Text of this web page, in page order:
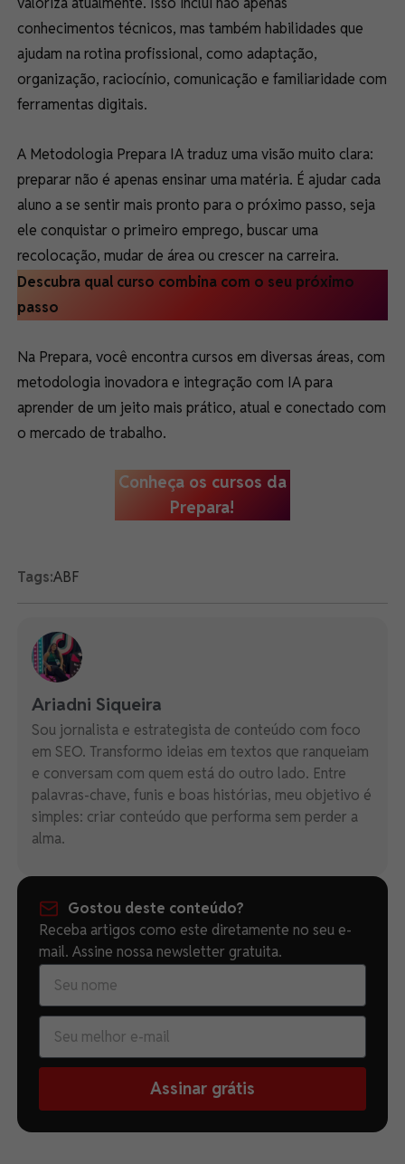
conhecimentos técnicos, mas também habilidades que
ajudam na rotina profissional, como adaptação,
organização, raciocínio, comunicação e familiaridade com
ferramentas digitais.
A Metodologia Prepara IA traduz uma visão muito clara:
preparar não é apenas ensinar uma matéria. É ajudar cada
aluno a se sentir mais pronto para o próximo passo, seja
ele conquistar o primeiro emprego, buscar uma
recolocação, mudar de área ou crescer na carreira.
Descubra qual curso combina com o seu próximo
passo
Na Prepara, você encontra cursos em diversas áreas, com
metodologia inovadora e integração com IA para
aprender de um jeito mais prático, atual e conectado com
o mercado de trabalho.
Conheça os cursos da
Prepara!
Tags:ABF
Ariadni Siqueira
Sou jornalista e estrategista de conteúdo com foco
em SEO. Transformo ideias em textos que ranqueiam
e conversam com quem está do outro lado. Entre
palavras-chave, funis e boas histórias, meu objetivo é
simples: criar conteúdo que performa sem perder a
alma.
Gostou deste conteúdo?
Receba artigos como este diretamente no seu e-
mail. Assine nossa newsletter gratuita.
Assinar grátis